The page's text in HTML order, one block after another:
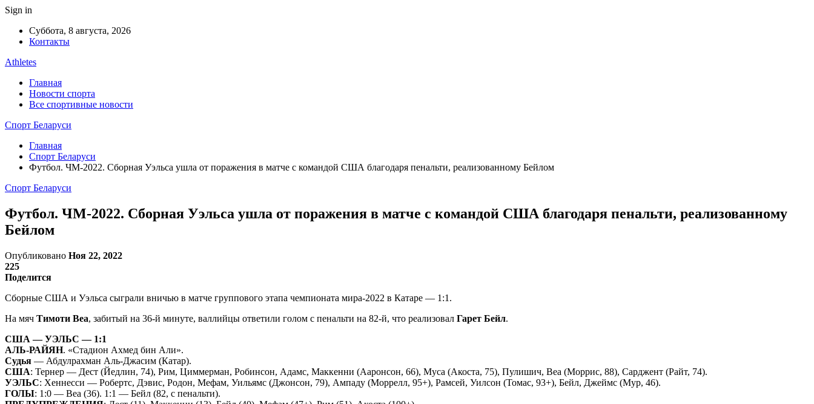
Sign in
Суббота, 8 августа, 2026
Контакты
Athletes
Главная
Новости спорта
Все спортивные новости
Спорт Беларуси
Главная
Спорт Беларуси
Футбол. ЧМ-2022. Сборная Уэльса ушла от поражения в матче с командой США благодаря пенальти, реализованному Бейлом
Спорт Беларуси
Футбол. ЧМ-2022. Сборная Уэльса ушла от поражения в матче с командой США благодаря пенальти, реализованному
Бейлом
Опубликовано Ноя 22, 2022
225
Поделится
Сборные США и Уэльса сыграли вничью в матче группового этапа чемпионата мира-2022 в Катаре — 1:1.
На мяч Тимоти Веа, забитый на 36-й минуте, валлийцы ответили голом с пенальти на 82-й, что реализовал Гарет Бейл.
США — УЭЛЬС — 1:1
АЛЬ-РАЙЯН. «Стадион Ахмед бин Али».
Судья — Абдулрахман Аль-Джасим (Катар).
США: Тернер — Дест (Йедлин, 74), Рим, Циммерман, Робинсон, Адамс, Маккенни (Ааронсон, 66), Муса (Акоста, 75), Пулишич, Веа (Моррис, 88), Сарджент (Райт, 74).
УЭЛЬС: Хеннесси — Робертс, Дэвис, Родон, Мефам, Уильямс (Джонсон, 79), Ампаду (Моррелл, 95+), Рамсей, Уилсон (Томас, 93+), Бейл, Джеймс (Мур, 46).
ГОЛЫ: 1:0 — Веа (36). 1:1 — Бейл (82, с пенальти).